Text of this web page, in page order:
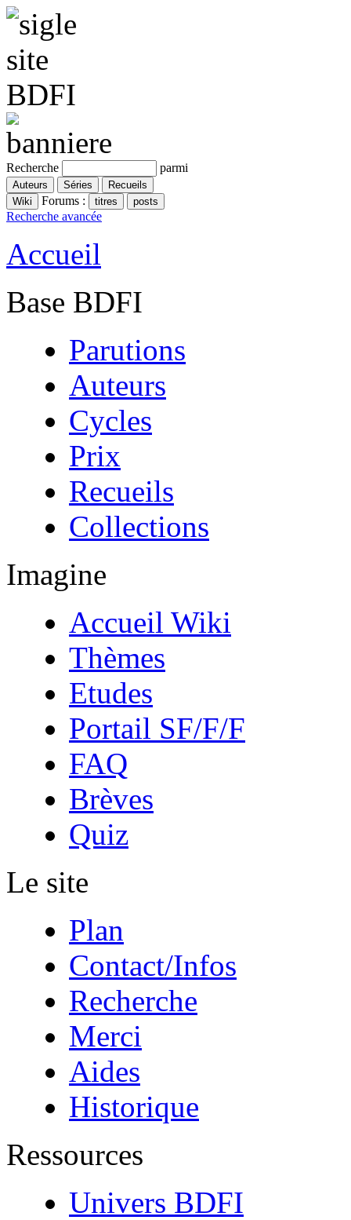
Recherche parmi
Forums :
Recherche avancée
Accueil
Base BDFI
Parutions
Auteurs
Cycles
Prix
Recueils
Collections
Imagine
Accueil Wiki
Thèmes
Etudes
Portail SF/F/F
FAQ
Brèves
Quiz
Le site
Plan
Contact/Infos
Recherche
Merci
Aides
Historique
Ressources
Univers BDFI